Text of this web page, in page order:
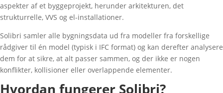
aspekter af et byggeprojekt, herunder arkitekturen, det
strukturrelle, VVS og el-installationer.
Solibri samler alle bygningsdata ud fra modeller fra forskellige
rådgiver til én model (typisk i IFC format) og kan derefter analysere
dem for at sikre, at alt passer sammen, og der ikke er nogen
konflikter, kollisioner eller overlappende elementer.
Hvordan fungerer Solibri?